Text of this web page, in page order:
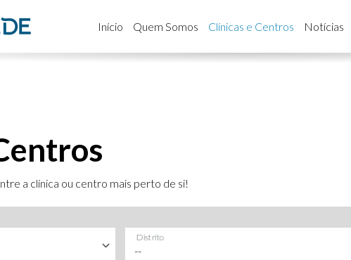
Início Quem Somos Clínicas e Centros Notícias
a clínica ou centro mais perto de si!
Distrito